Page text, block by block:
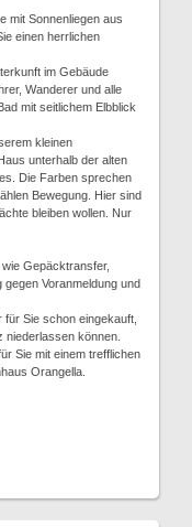
mit Sonnenliegen aus
einen herrlichen
im Gebäude
Wanderer und alle
mit seitlichem Elbblick
kleinen
unterhalb der alten
Die Farben sprechen
Bewegung. Hier sind
bleiben wollen. Nur
Gepäcktransfer,
gegen Voranmeldung und
Sie schon eingekauft,
niederlassen können.
Sie mit einem trefflichen
Orangella.